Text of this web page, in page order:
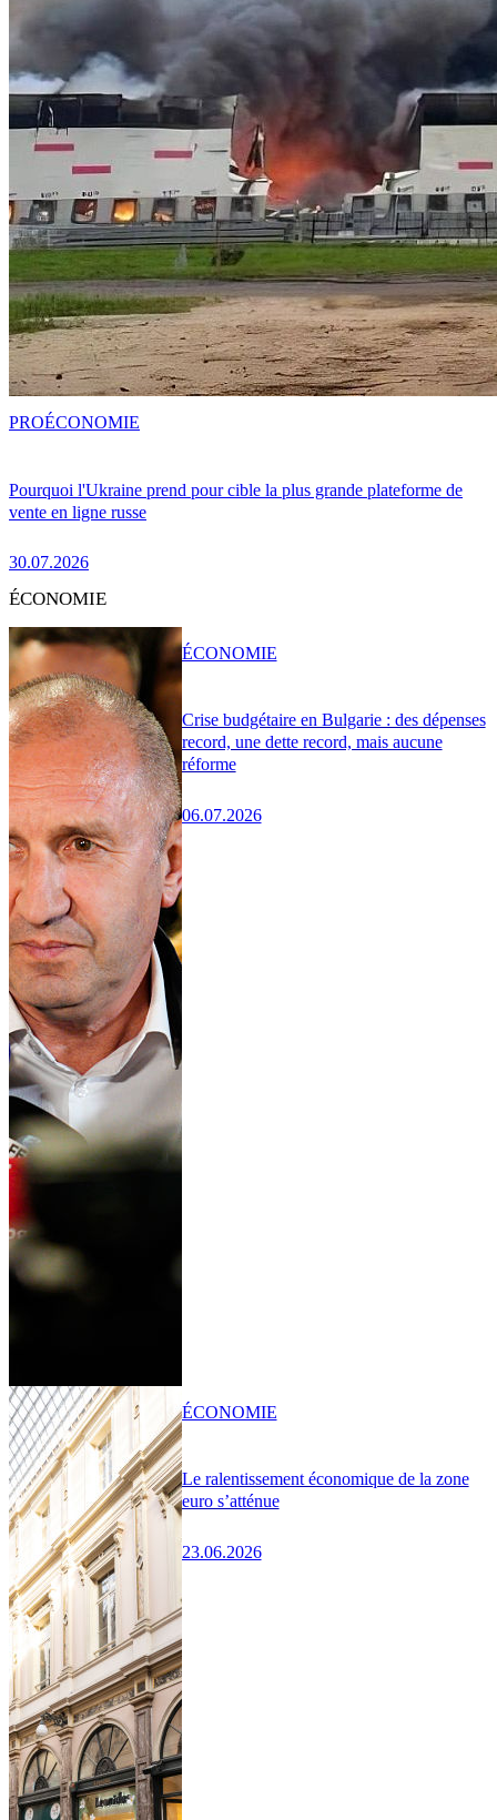
Pourquoi l'Ukraine prend pour cible la plus grande plateforme de
vente en ligne russe
30.07.2026
PROÉCONOMIE
ÉCONOMIE
Crise budgétaire en Bulgarie : des dépenses
record, une dette record, mais aucune
réforme
06.07.2026
ÉCONOMIE
Le ralentissement économique de la zone
euro s’atténue
23.06.2026
ÉCONOMIE